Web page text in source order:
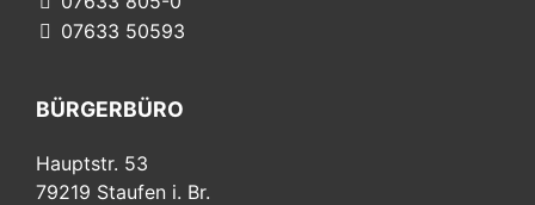
07633 50593
BÜRGERBÜRO
Hauptstr. 53
79219 Staufen i. Br.